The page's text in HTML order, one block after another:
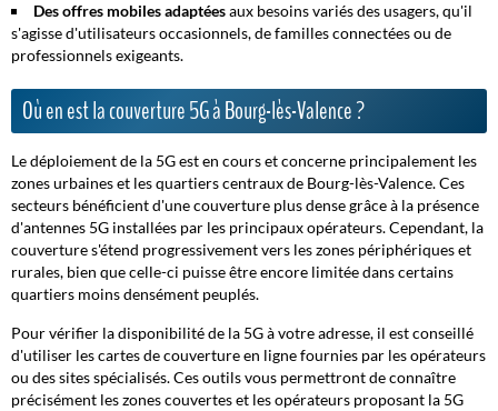
Des offres mobiles adaptéesaux besoins variés des usagers, qu'il
s'agisse d'utilisateurs occasionnels, de familles connectées ou de
professionnels exigeants.
Où en est la couverture 5G à Bourg-lès-Valence ?
Le déploiement de la 5G est en cours et concerne principalement les
zones urbaines et les quartiers centraux de Bourg-lès-Valence. Ces
secteurs bénéficient d'une couverture plus dense grâce à la présence
d'antennes 5G installées par les principaux opérateurs. Cependant, la
couverture s'étend progressivement vers les zones périphériques et
rurales, bien que celle-ci puisse être encore limitée dans certains
quartiers moins densément peuplés.
Pour vérifier la disponibilité de la 5G à votre adresse, il est conseillé
d'utiliser les cartes de couverture en ligne fournies par les opérateurs
ou des sites spécialisés. Ces outils vous permettront de connaître
précisément les zones couvertes et les opérateurs proposant la 5G